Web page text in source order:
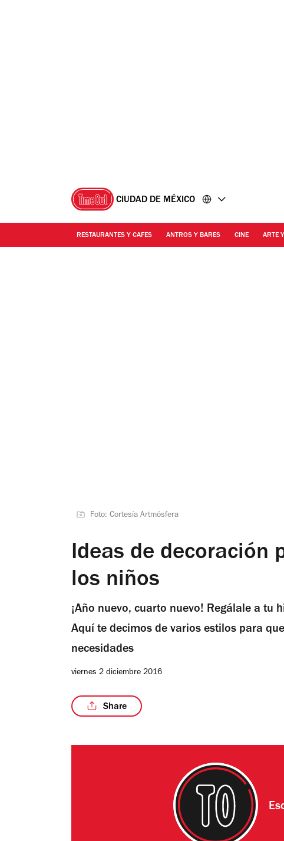
CIUDAD DE MÉXICO
RESTAURANTES Y CAFES ANTROS Y BARES CINE ARTE
Foto: Cortesía Artmósfera
Ideas de decoración
los niños
¡Año nuevo, cuarto nuevo! Regálale a
Aquí te decimos de varios estilos para
necesidades
viernes 2 diciembre 2016
Share